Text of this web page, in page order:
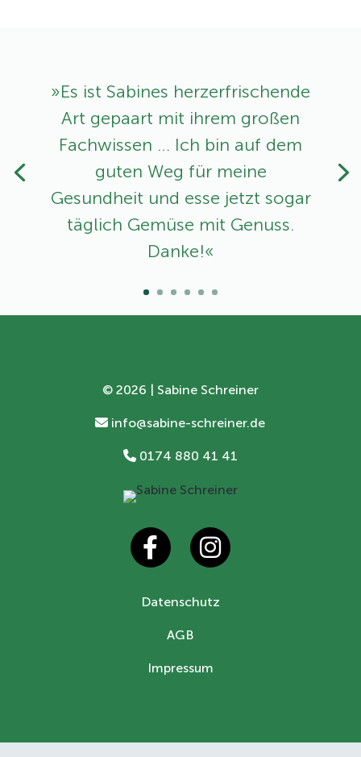
»Es ist Sabines herzerfrischende
Art ­gepaart mit ihrem großen
Fachwissen … Ich bin auf dem
guten Weg für meine
Gesundheit und esse jetzt sogar
täglich Gemüse mit Genuss.
Danke!«
© 2026 | Sabine Schreiner
info@sabine-schreiner.de
0174 880 41 41
Datenschutz
AGB
Impressum